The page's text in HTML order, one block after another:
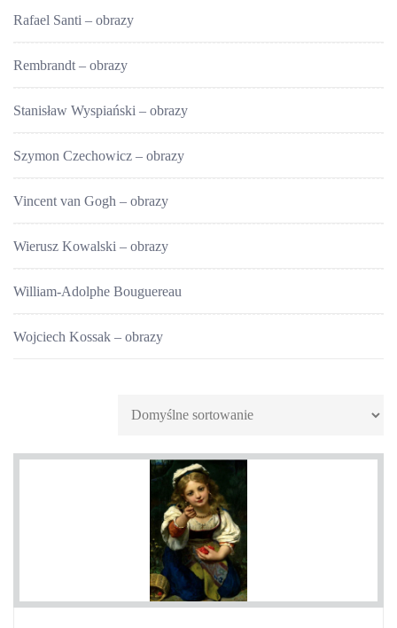
Rafael Santi – obrazy
Rembrandt – obrazy
Stanisław Wyspiański – obrazy
Szymon Czechowicz – obrazy
Vincent van Gogh – obrazy
Wierusz Kowalski – obrazy
William-Adolphe Bouguereau
Wojciech Kossak – obrazy